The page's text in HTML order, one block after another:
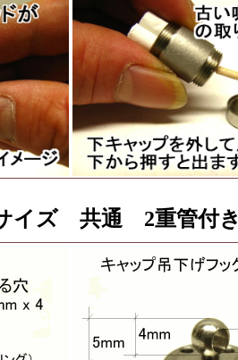
イズ 共通 2重管付き